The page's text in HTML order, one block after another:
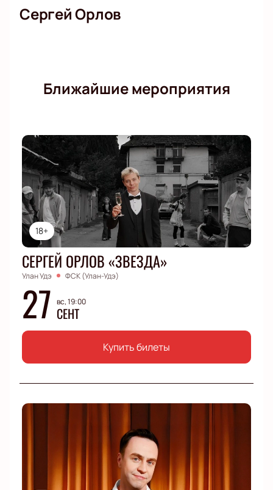
Сергей Орлов
Ближайшие мероприятия
18+
СЕРГЕЙ ОРЛОВ «ЗВЕЗДА»
Улан Удэ ФСК (Улан-Удэ)
27 вс, 19:00
СЕНТ
Купить билеты